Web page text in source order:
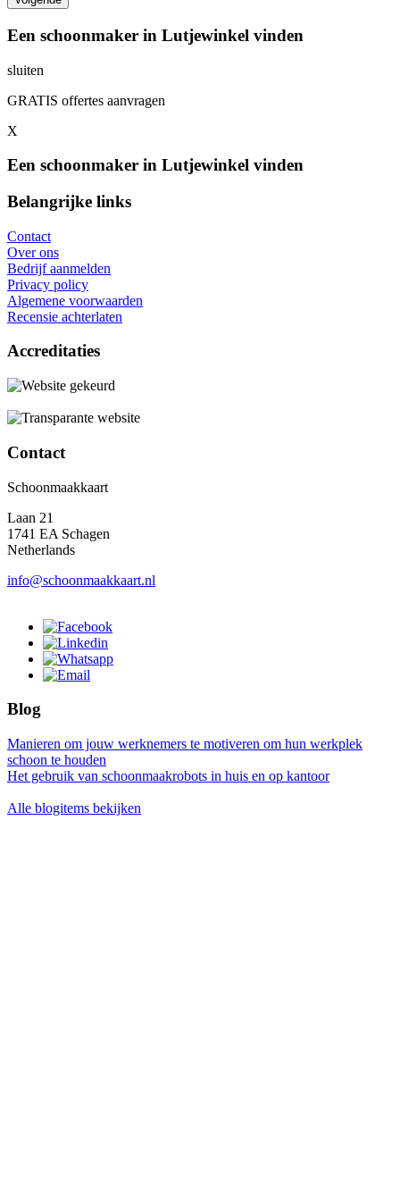
Een schoonmaker in Lutjewinkel vinden
sluiten
GRATIS offertes aanvragen
X
Een schoonmaker in Lutjewinkel vinden
Belangrijke links
Contact
Over ons
Bedrijf aanmelden
Privacy policy
Algemene voorwaarden
Recensie achterlaten
Accreditaties
Contact
Schoonmaakkaart
Laan 21
1741 EA Schagen
Netherlands
info@schoonmaakkaart.nl
Blog
Manieren om jouw werknemers te motiveren om hun werkplek
schoon te houden
Het gebruik van schoonmaakrobots in huis en op kantoor
Alle blogitems bekijken